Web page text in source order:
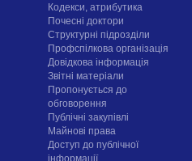
Кодекси, атрибутика
Почесні доктори
Структурні підрозділи
Профспілкова організація
Довідкова інформація
Звітні матеріали
Пропонується до
обговорення
Публічні закупівлі
Майнові права
Доступ до публічної
інформації